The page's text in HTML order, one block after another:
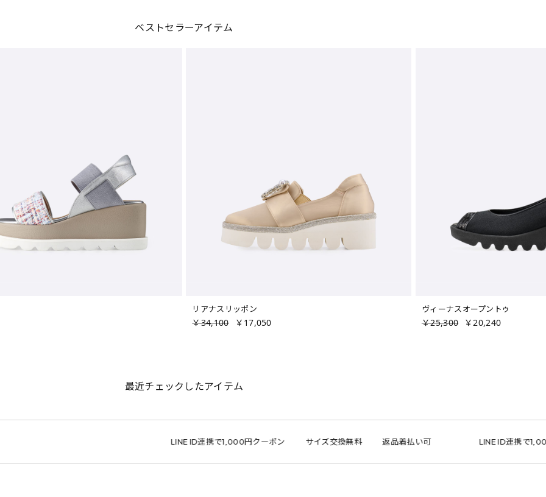
ベストセラーアイテム
リアナスリッポン
￥34,100 ￥17,050
ヴィーナスオープントゥ
￥25,300 ￥20,240
最近チェックしたアイテム
LINE ID連携で1,000円クーポン サイズ交換無料 返品着払い可 LINE ID連携で1,000円クー